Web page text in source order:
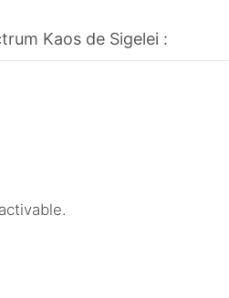
Kaos de Sigelei :